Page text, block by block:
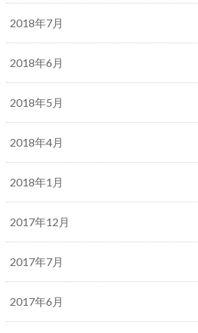
2018年7月
2018年6月
2018年5月
2018年4月
2018年1月
2017年12月
2017年7月
2017年6月